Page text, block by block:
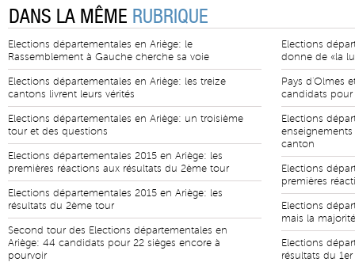
DANS LA MÊME RUBRIQUE
Elections départementales en Ariège: le
Rassemblement à Gauche cherche sa voie
Elections départementales en Ariège: les treize
cantons livrent leurs vérités
Elections départementales en Ariège: un troisième
tour et des questions
Elections départementales 2015 en Ariège: les
premières réactions aux résultats du 2ème tour
Elections départementales 2015 en Ariège: les
résultats du 2ème tour
Second tour des Elections départementales en
Ariège: 44 candidats pour 22 sièges encore à
pourvoir
Elections
donne de «la
Pays d'Olmes
candidats pour
Elections
canton
Elections
premières
Elections
mais la
Elections
résultats du